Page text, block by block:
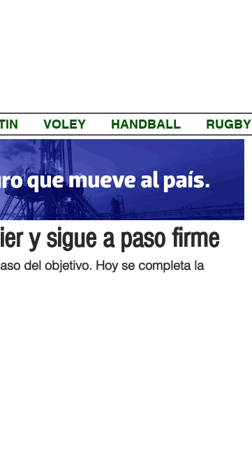
VOLEY HANDBALL RUGBY
y sigue a paso firme
del objetivo. Hoy se completa la